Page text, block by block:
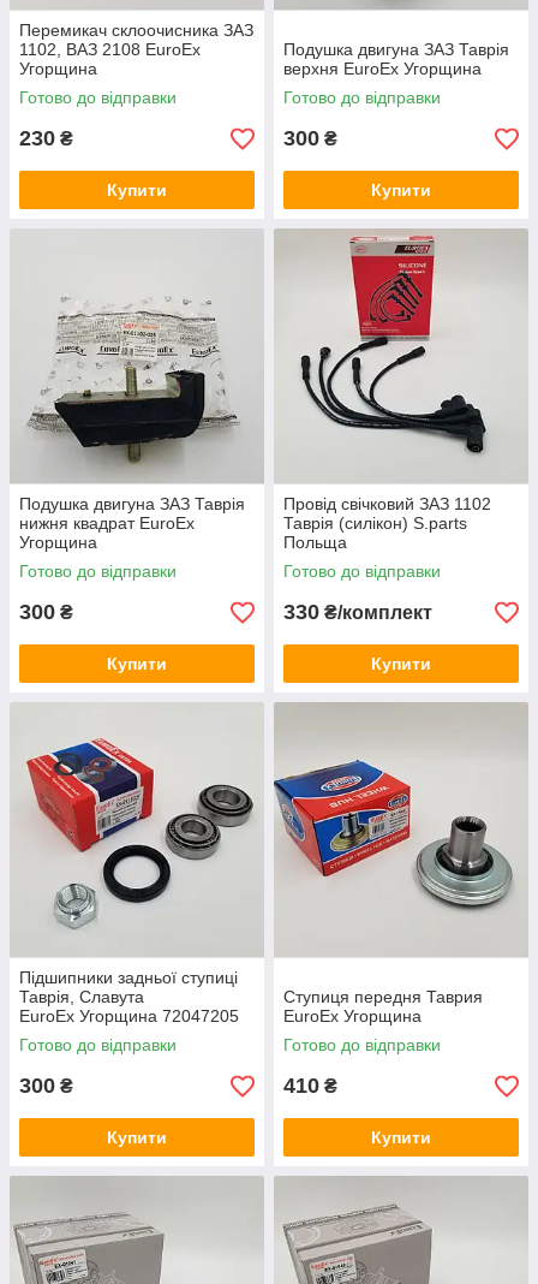
Перемикач склоочисника ЗАЗ
1102, ВАЗ 2108 EuroEx
Угорщина
Готово до відправки
230 ₴
Купити
Подушка двигуна ЗАЗ Таврія
верхня EuroEx Угорщина
Готово до відправки
300 ₴
Купити
Подушка двигуна ЗАЗ Таврія
нижня квадрат EuroEx
Угорщина
Готово до відправки
300 ₴
Купити
Провід свічковий ЗАЗ 1102
Таврія (силікон) S.parts
Польща
Готово до відправки
330 ₴/комплект
Купити
Підшипники задньої ступиці
Таврія, Славута
EuroEx Угорщина 72047205
Готово до відправки
300 ₴
Купити
Ступиця передня Таврия
EuroEx Угорщина
Готово до відправки
410 ₴
Купити